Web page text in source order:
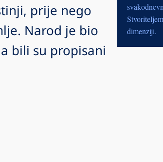
prije nego
Narod je bio
bili su propisani
dimenziji.